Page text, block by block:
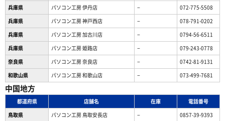
兵庫県
パソコン工房 伊丹店 −
072-775-5508
兵庫県
パソコン工房 神戸西店 −
078-791-0202
兵庫県
パソコン工房 加古川店 −
0794-56-6511
兵庫県
パソコン工房 姫路店 −
079-243-0778
奈良県
パソコン工房 奈良店 −
0742-81-9131
和歌山県
パソコン工房 和歌山店 − 073-499-7681
中国地方
都道府県 店舗名 在庫
電話番号
鳥取県
パソコン工房 鳥取安長店 −
0857-39-9393